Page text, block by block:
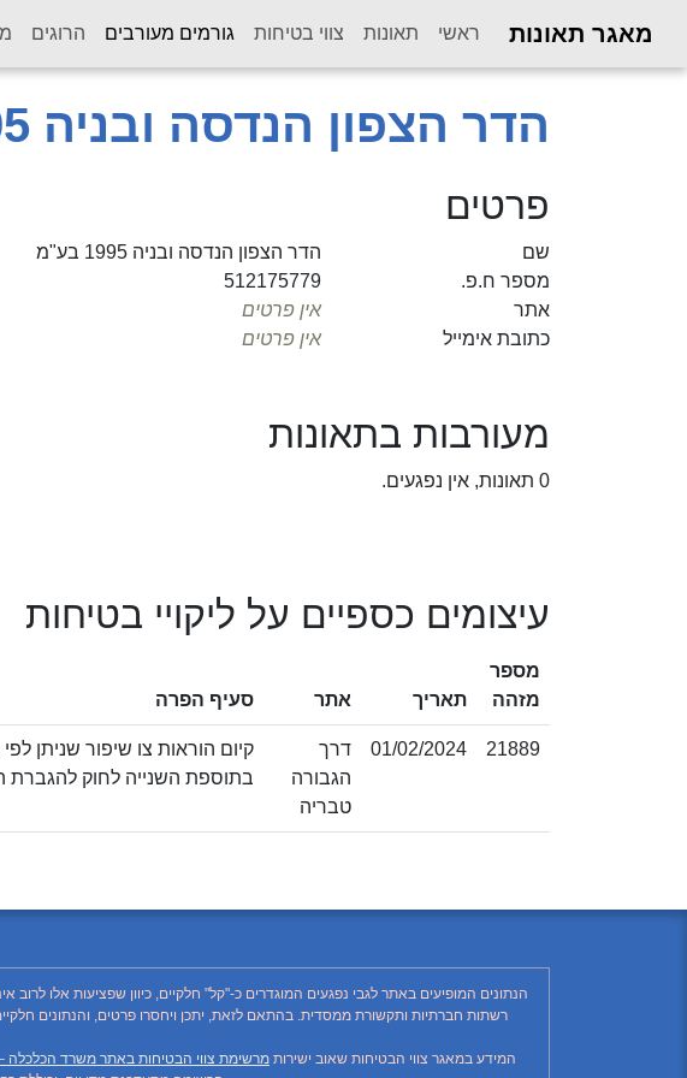
מאגר תאונות ראשי תאונות צווי בטיחות גורמים מעורבים הרוגים
הדר הצפון הנדסה ובניה 1995 בע"מ
פרטים
שם
הדר הצפון הנדסה ובניה 1995 בע"מ
מספר ח.פ.
512175779
אתר
אין פרטים
כתובת אימייל
אין פרטים
מעורבות בתאונות
0 תאונות, אין נפגעים.
עיצומים כספיים על ליקויי בטיחות
מספר
מזהה
תאריך אתר סעיף הפרה
21889
01/02/2024
דרך
הגבורה
טבריה
בתוספת השנייה לחוק להגברת
הנתונים המופיעים באתר לגבי נפגעים המוגדרים כ-"קל" חלקיים, כיוון שפציעות אלו
המידע במאגר צווי הבטיחות שאוב ישירות מרשימת צווי הבטיחות באתר משרד הכלכלה